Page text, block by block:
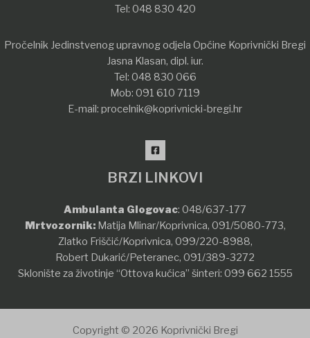
Tel: 048 830 420
Pročelnik Jedinstvenog upravnog odjela Općine Koprivnički Bregi
Jasna Klasan, dipl. iur.
Tel: 048 830 066
Mob: 091 610 7119
E-mail: procelnik@koprivnicki-bregi.hr
BRZI LINKOVI
Ambulanta Glogovac: 048/637-177
Mrtvozornik:Matija Mlinar/Koprivnica, 091/5080-773,
Zlatko Friščić/Koprivnica, 099/220-8988,
Robert Dukarić/Peteranec, 091/389-3272
Sklonište za životinje “Ottova kućica” šinteri: 099 662 1555
Copyright © 2026 Koprivnički Bregi